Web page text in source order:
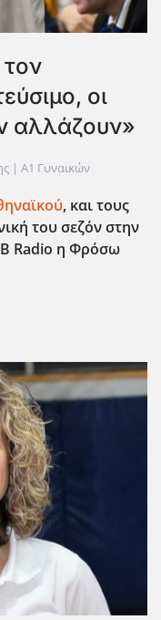
οι
αλλάζουν»
| Α1 Γυναικών
, και τους
του σεζόν στην
Radio η Φρόσω